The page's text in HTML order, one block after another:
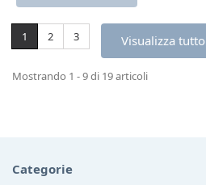
Visualizza tutto
1 2 3
Mostrando 1 - 9 di 19 articoli
Categorie